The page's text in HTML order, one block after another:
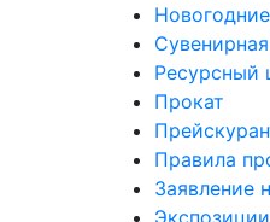
Ресурсный
Прокат
Правила
Заявление
Экспозиции